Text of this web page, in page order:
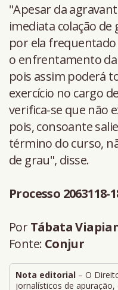
"Apesar da
imediata colação
por ela
o enfrentamento da
pois assim poderá
exercício no cargo
verifica-se que não
pois, consoante
término do curso,
de grau", disse.
Processo 2063118-
PorTábata
Fonte: Conjur
Nota editorial – O
jornalísticos de